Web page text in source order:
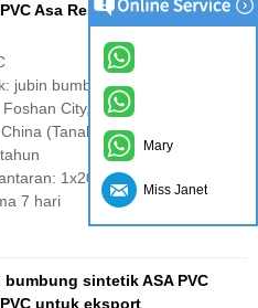
Asa Resin Resin Roof
jubin bumbung resin sintetik
City, Wilayah
(Tanah Besar)
1x20gp selama 6 hari,
7 hari
sintetik ASA PVC
untuk eksport
Mary
Miss Janet